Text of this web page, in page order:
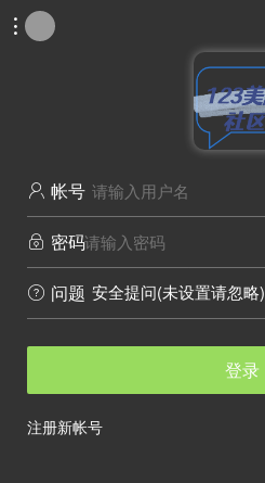

 帐号
 密码
 问题 安全提问(未设置请忽略)
登录
注册新帐号